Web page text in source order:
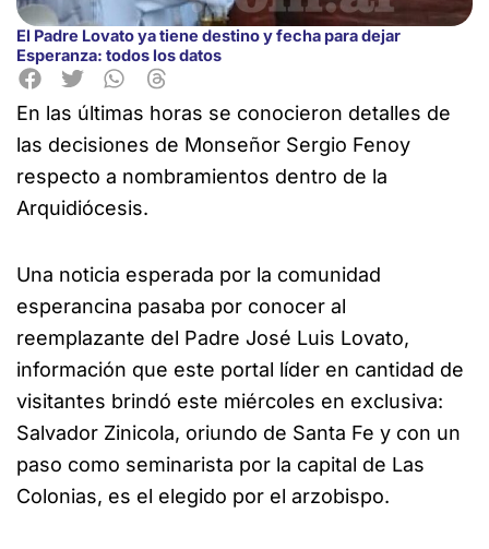
El Padre Lovato ya tiene destino y fecha para dejar
Esperanza: todos los datos
En las últimas horas se conocieron detalles de
las decisiones de Monseñor Sergio Fenoy
respecto a nombramientos dentro de la
Arquidiócesis.
Una noticia esperada por la comunidad
esperancina pasaba por conocer al
reemplazante del Padre José Luis Lovato,
información que este portal líder en cantidad de
visitantes brindó este miércoles en exclusiva:
Salvador Zinicola, oriundo de Santa Fe y con un
paso como seminarista por la capital de Las
Colonias, es el elegido por el arzobispo.